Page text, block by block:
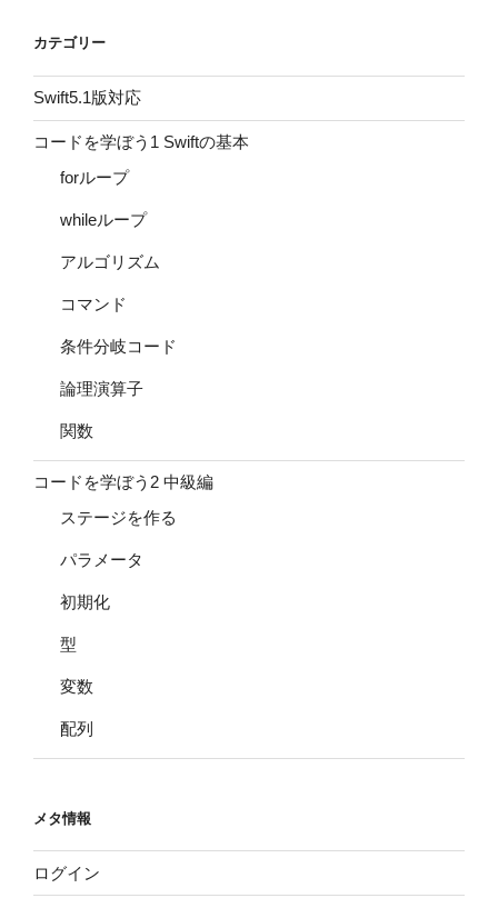
カテゴリー
Swift5.1版対応
コードを学ぼう1 Swiftの基本
forループ
whileループ
アルゴリズム
コマンド
条件分岐コード
論理演算子
関数
コードを学ぼう2 中級編
ステージを作る
パラメータ
初期化
型
変数
配列
メタ情報
ログイン